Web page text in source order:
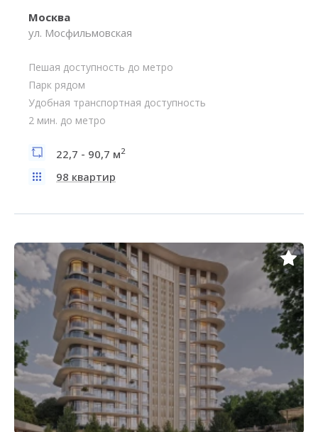
Москва
ул. Мосфильмовская
Пешая доступность до метро
Парк рядом
Удобная транспортная доступность
2 мин. до метро
22,7 - 90,7 м2
98 квартир